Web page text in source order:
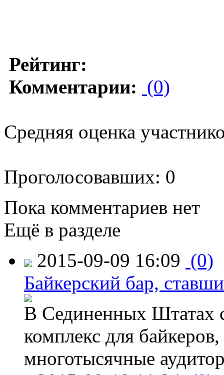
Рейтинг:
Комментарии: (0)
Средняя оценка
Проголосовавших: 0
Пока комментариев нет
Ещё в разделе
2015-09-09 16:09 (0)
Байкерский бар,
В Сединенных Штатах
комплекс для
многотысячные